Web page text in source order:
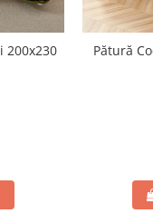
200x230
Pătură